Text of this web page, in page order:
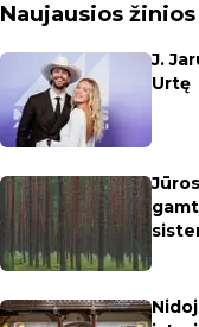
Naujausios žinios
J.
Urtę